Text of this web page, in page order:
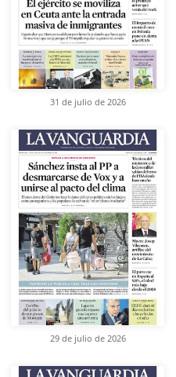
31 de julio de 2026
29 de julio de 2026